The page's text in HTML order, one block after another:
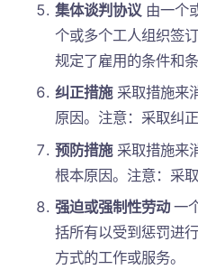
集体谈判协议由一个
个或多个工人组织签
规定了雇用的条件和条
纠正措施采取措施来
原因。注意：采取纠
预防措施采取措施来
根本原因。注意：采
强迫或强制性劳动一
括所有以受到惩罚进
方式的工作或服务。